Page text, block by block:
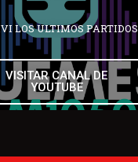
LOS ULTIMOS PARTIDOS
VISITAR CANAL DE
YOUTUBE